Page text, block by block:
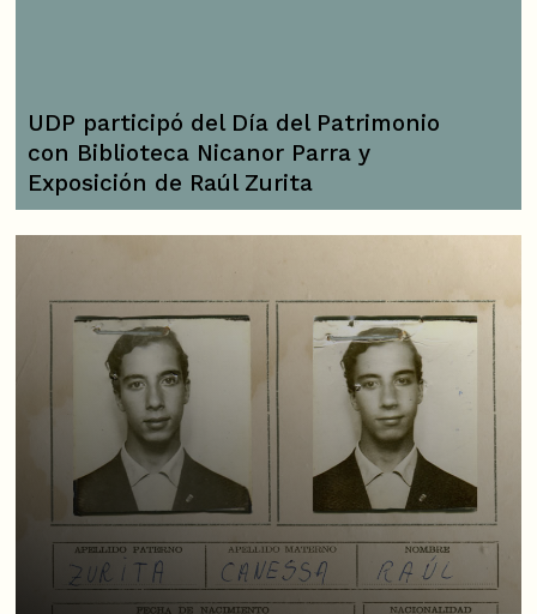
UDP participó del Día del Patrimonio
con Biblioteca Nicanor Parra y
Exposición de Raúl Zurita